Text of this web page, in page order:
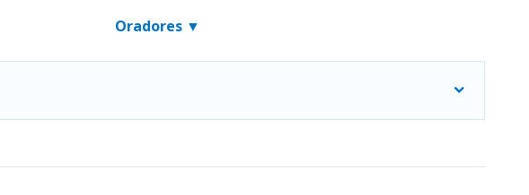
Oradores ▼